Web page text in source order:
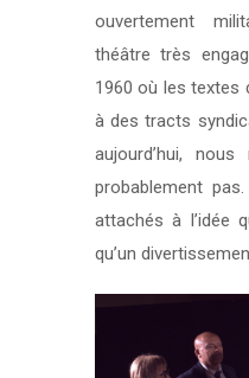
ouvertement
théâtre très
1960 où les textes
à des tracts
aujourd’hui,
probablement
attachés à l’idée
qu’un